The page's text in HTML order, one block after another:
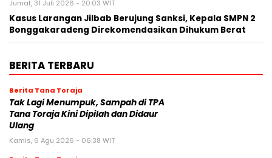
Jumat, 31 Juli 2026 - 20:03 WIT
Kasus Larangan Jilbab Berujung Sanksi, Kepala SMPN 2
Bonggakaradeng Direkomendasikan Dihukum Berat
BERITA TERBARU
Berita Tana Toraja
Tak Lagi Menumpuk, Sampah di TPA
Tana Toraja Kini Dipilah dan Didaur
Ulang
Kamis, 6 Agu 2026 - 06:38 WIT